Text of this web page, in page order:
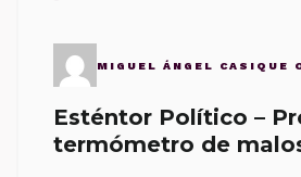
MIGUEL ÁNGEL CASIQUE
Esténtor Político –
termómetro de